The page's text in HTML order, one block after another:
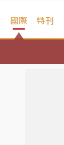
國際 特刊